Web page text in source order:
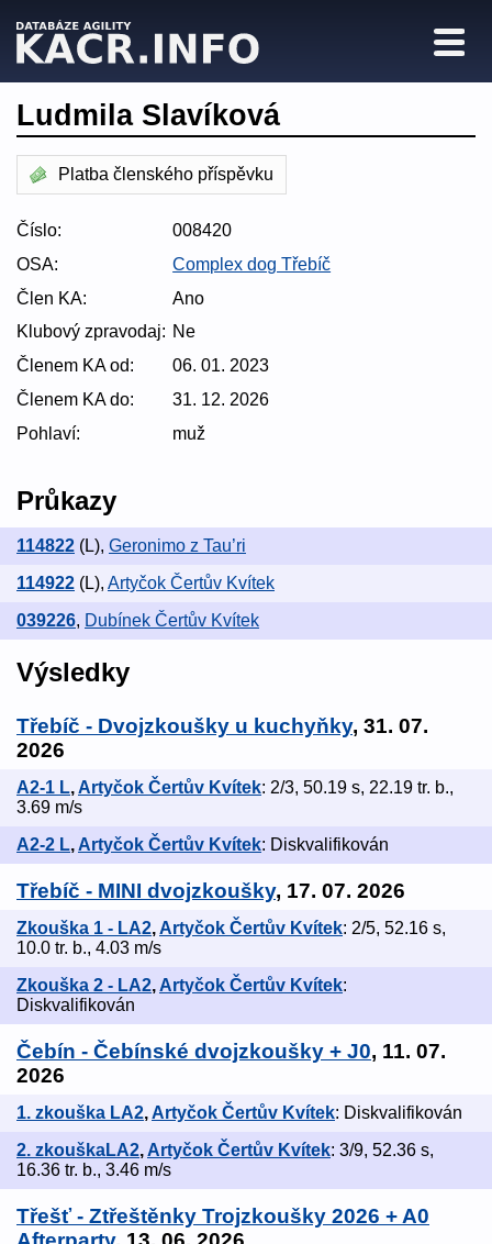
Ludmila Slavíková
Platba členského příspěvku
Číslo:
008420
OSA:
Complex dog Třebíč
Člen KA:
Ano
Klubový zpravodaj: Ne
Členem KA od:
06. 01. 2023
Členem KA do:
31. 12. 2026
Pohlaví:
muž
Průkazy
114822 (L), Geronimo z Tau’ri
114922 (L), Artyčok Čertův Kvítek
039226, Dubínek Čertův Kvítek
Výsledky
Třebíč - Dvojzkoušky u kuchyňky, 31. 07.
2026
A2-1 L,Artyčok Čertův Kvítek: 2/3, 50.19 s, 22.19 tr. b.,
3.69 m/s
A2-2 L, Artyčok Čertův Kvítek: Diskvalifikován
Třebíč - MINI dvojzkoušky, 17. 07. 2026
Zkouška 1 - LA2,Artyčok Čertův Kvítek: 2/5, 52.16 s,
10.0 tr. b., 4.03 m/s
Zkouška 2 - LA2, Artyčok Čertův Kvítek:
Diskvalifikován
Čebín - Čebínské dvojzkoušky + J0, 11. 07.
2026
1. zkouška LA2,Artyčok Čertův Kvítek: Diskvalifikován
2. zkouškaLA2, Artyčok Čertův Kvítek: 3/9, 52.36 s,
16.36 tr. b., 3.46 m/s
Třešť - Ztřeštěnky Trojzkoušky 2026 + A0